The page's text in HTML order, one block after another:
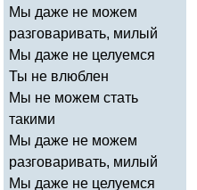
Мы даже не можем
разговаривать, милый
Мы даже не целуемся
Ты не влюблен
Мы не можем стать
такими
Мы даже не можем
разговаривать, милый
Мы даже не целуемся